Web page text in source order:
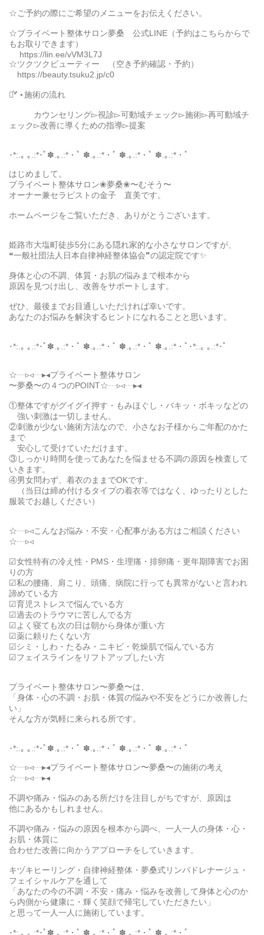
☆ご予約の際にご希望のメニューをお伝えください。
☆プライベート整体サロン夢桑 公式LINE（予約はこちらからで
もお取りできます）
https://lin.ee/vVM3L7J
☆ツクツクビューティー （空き予約確認・予約）
https://beauty.tsuku2.jp/c0
⋆͛*͛ ⋆施術の流れ
カウンセリング▻視診▻可動域チェック▻施術▻再可動域チ
ェック▻改善に導くための指導▻提案
･*:.｡ ｡.:*･ﾟ✽.｡.:*・ﾟ ✽.｡.:*・ﾟ ✽.｡.:*・ﾟ ✽.｡.:*・ﾟ
はじめまして。
プライベート整体サロン❀夢桑❀〜むそう〜
オーナー兼セラピストの金子 直美です。
ホームページをご覧いただき、ありがとうございます。
姫路市大塩町徒歩5分にある隠れ家的な小さなサロンですが、
❝一般社団法人日本自律神経整体協会❞の認定院です✨
身体と心の不調、体質・お肌の悩みまで根本から
原因を見つけ出し、改善をサポートします。
ぜひ、最後までお目通しいただければ幸いです。
あなたのお悩みを解決するヒントになれることと思います。
･*:.｡ ｡.:*･ﾟ✽.｡.:*・ﾟ ✽.｡.:*・ﾟ ✽.｡.:*・ﾟ ✽.｡.:*・ﾟ･*:.｡ ｡.:*･ﾟ
☆┄▹◃┄▸◂プライベート整体サロン
〜夢桑〜の４つのPOINT☆┄▹◃┄▸◂
①整体ですがグイグイ押す・もみほぐし・バキッ・ボキッなどの
強い刺激は一切しません。
②刺激が少ない施術方法なので、小さなお子様からご年配のかた
まで
安心して受けていただけます。
③しっかり時間を使ってあなたを悩ませる不調の原因を検査して
いきます。
④男女問わず、着衣のままでOKです。
（当日は締め付けるタイプの着衣等ではなく、ゆったりとした
服装でお越しください）
☆┄▹◃こんなお悩み・不安・心配事がある方はご相談ください
☆┄▹◃
☑女性特有の冷え性・PMS・生理痛・排卵痛・更年期障害でお困
りの方
☑私の腰痛、肩こり、頭痛、病院に行っても異常がないと言われ
諦めている方
☑育児ストレスで悩んでいる方
☑過去のトラウマに苦しんでる方
☑よく寝ても次の日は朝から身体が重い方
☑薬に頼りたくない方
☑シミ・しわ・たるみ・ニキビ・乾燥肌で悩んでいる方
☑フェイスラインをリフトアップしたい方
プライベート整体サロン〜夢桑〜は、
「身体・心の不調・お肌・体質の悩みや不安をどうにか改善した
い」
そんな方が気軽に来られる所です。
･*:.｡ ｡.:*･ﾟ✽.｡.:*・ﾟ ✽.｡.:*・ﾟ ✽.｡.:*・ﾟ ✽.｡.:*・ﾟ
☆┄▹◃┄▸◂プライベート整体サロン〜夢桑〜の施術の考え
☆┄▹◃┄▸◂
不調や痛み・悩みのある所だけを注目しがちですが、原因は
他にあるかもしれません。
不調や痛み・悩みの原因を根本から調べ、一人一人の身体・心・
お肌・体質に
合わせた改善に向かうアプローチをしていきます。
キヅキヒーリング・自律神経整体・夢桑式リンパドレナージュ・
フェイシャルケアを通して
「あなたの今の不調・不安・痛み・悩みを改善して身体と心のか
ら内側から健康に・輝く笑顔で帰宅していただきたい」
と思って一人一人に施術しています。
･*:.｡ ｡.:*･ﾟ✽.｡.:*・ﾟ ✽.｡.:*・ﾟ ✽.｡.:*・ﾟ ✽.｡.:*・ﾟ